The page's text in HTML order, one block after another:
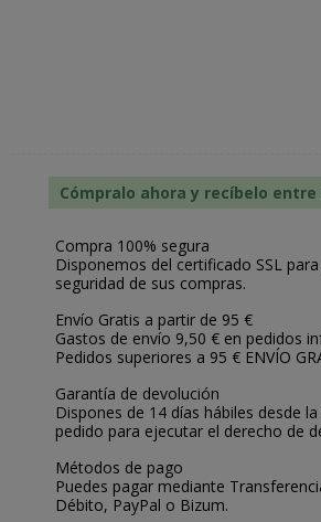
Cómpralo ahora y recíbelo entre
Compra 100% segura
Disponemos del certificado SSL
seguridad de sus compras.
Envío Gratis a partir de 95 €
Gastos de envío 9,50 € en pedidos
Pedidos superiores a 95 € ENVÍO
Garantía de devolución
Dispones de 14 días hábiles desde
pedido para ejecutar el derecho de
Métodos de pago
Puedes pagar mediante
Débito, PayPal o Bizum.